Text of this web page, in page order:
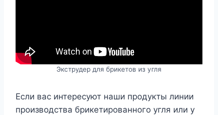
Экструдер для брикетов из угля
Если вас интересуют наши продукты линии
производства брикетированного угля или у